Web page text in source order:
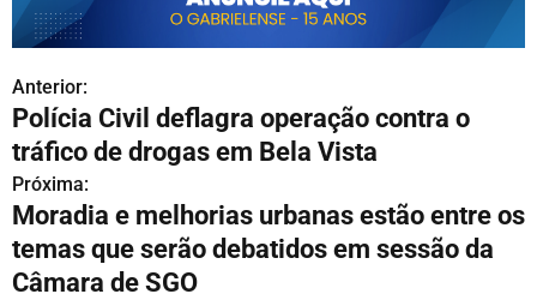
N
a
v
e
g
Anterior:
Polícia Civil deflagra operação contra o
tráfico de drogas em Bela Vista
Próxima:
Moradia e melhorias urbanas estão entre os
temas que serão debatidos em sessão da
Câmara de SGO